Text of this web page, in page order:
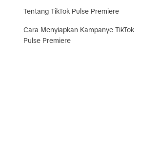
Tentang TikTok Pulse Premiere
Cara Menyiapkan Kampanye TikTok
Pulse Premiere